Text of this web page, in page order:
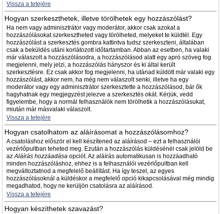
Vissza a tetejére
Hogyan szerkeszthetek, illetve törölhetek egy hozzászólást?
Ha nem vagy adminisztrátor vagy moderátor, akkor csak azokat a
hozzászólásokat szerkesztheted vagy törölheted, melyeket te küldtél. Egy
hozzászólást a szerkesztés gombra kattintva tudsz szerkeszteni, általában
csak a beküldés utáni korlátozott időtartamban. Abban az esetben, ha valaki
már válaszolt a hozzászólásodra, a hozzászólásod alatt egy apró szöveg fog
megjelenni, mely jelzi, a hozzászólás hányszor és ki által került
szerkesztésre. Ez csak akkor fog megjelenni, ha utánad küldött már valaki egy
hozzászólást, akkor nem, ha még nem válaszolt senki, illetve ha egy
moderátor vagy egy adminisztrátor szerkesztette a hozzászólásod, bár ők
hagyhatnak egy megjegyzést jelezve a szerkesztés okát. Kérjük, vedd
figyelembe, hogy a normál felhasználók nem törölhetik a hozzászólásukat,
miután már másvalaki válaszolt.
Vissza a tetejére
Hogyan csatolhatom az aláírásomat a hozzászólásomhoz?
A csatoláshoz először el kell készítened az aláírásod – ezt a felhasználói
vezérlőpultban teheted meg. Ezután a hozzászólás küldésénél csak jelöld be
azAláírás hozzáadása opciót. Az aláírás automatikusan is hozzáadható
minden hozzászóláshoz, ehhez is a felhasználói vezérlőpultban kell
megváltoztatnod a megfelelő beállítást. Ha így teszel, az egyes
hozzászólásoknál a küldéskor a megfelelő opció kikapcsolásával még mindig
megadhatod, hogy ne kerüljön csatolásra az aláírásod.
Vissza a tetejére
Hogyan készíthetek szavazást?